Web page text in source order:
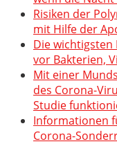
Risiken der
mit Hilfe der
Die wichtigsten
vor Bakterien,
Mit einer
des Corona-
Studie
Informationen
Corona-